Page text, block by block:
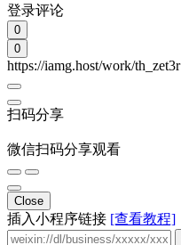
登录评论
0
0
https://iamg.host/work/th_zet3r
扫码分享
微信扫码分享观看
Close
插入小程序链接 [查看教程]